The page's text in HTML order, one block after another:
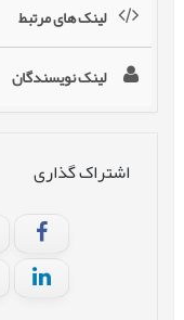
لینک های مرتبط
لینک نویسندگان
اشتراک گذاری